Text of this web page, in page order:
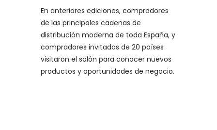
En anteriores ediciones, compradores
de las principales cadenas de
distribución moderna de toda España, y
compradores invitados de 20 países
visitaron el salón para conocer nuevos
productos y oportunidades de negocio.